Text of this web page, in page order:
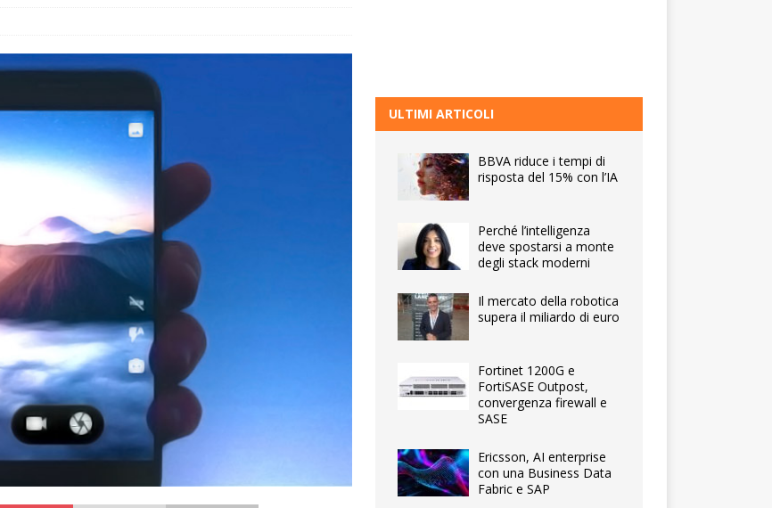
ULTIMI ARTICOLI
BBVA riduce i tempi di
risposta del 15% con l’IA
Perché l’intelligenza
deve spostarsi a monte
degli stack moderni
Il mercato della robotica
supera il miliardo di euro
Fortinet 1200G e
FortiSASE Outpost,
convergenza firewall e
SASE
Ericsson, AI enterprise
con una Business Data
Fabric e SAP